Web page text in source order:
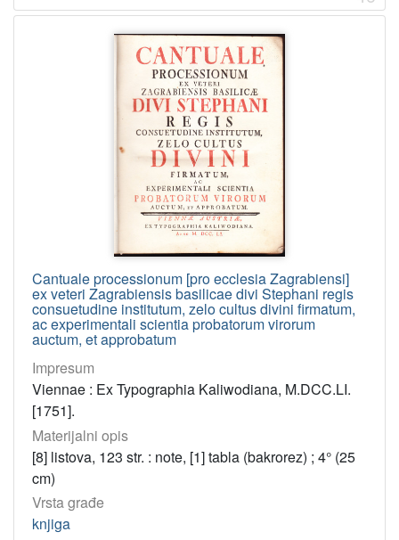
Cantuale processionum [pro ecclesia Zagrabiensi]
ex veteri Zagrabiensis basilicae divi Stephani regis
consuetudine institutum, zelo cultus divini firmatum,
ac experimentali scientia probatorum virorum
auctum, et approbatum
Impresum
Viennae : Ex Typographia Kaliwodiana, M.DCC.LI.
[1751].
Materijalni opis
[8] listova, 123 str. : note, [1] tabla (bakrorez) ; 4° (25
cm)
Vrsta građe
knjiga